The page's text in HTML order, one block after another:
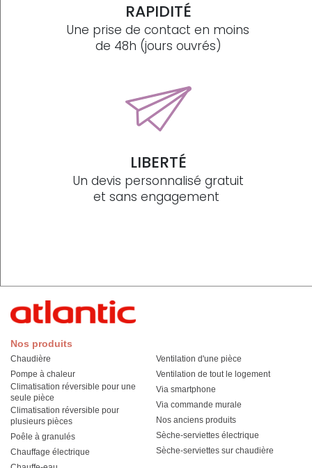
RAPIDITÉ
Une prise de contact en moins
de 48h (jours ouvrés)
LIBERTÉ
Un devis personnalisé gratuit
et sans engagement
Nos produits
Chaudière
Pompe à chaleur
Climatisation réversible pour une
seule pièce
Climatisation réversible pour
plusieurs pièces
Poêle à granulés
Chauffage électrique
Ventilation d'une pièce
Ventilation de tout le logement
Via smartphone
Via commande murale
Nos anciens produits
Sèche-serviettes électrique
Sèche-serviettes sur chaudière